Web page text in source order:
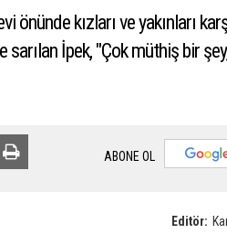
kızları ve yakınları
sarılan İpek, "Çok müthiş bir
ABONE OL
Editör: